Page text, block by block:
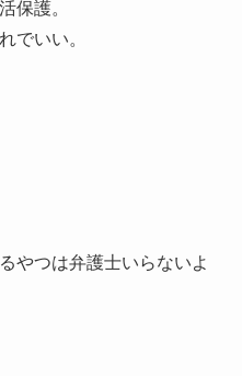
保護。
でいい。
やつは弁護士いらないよ